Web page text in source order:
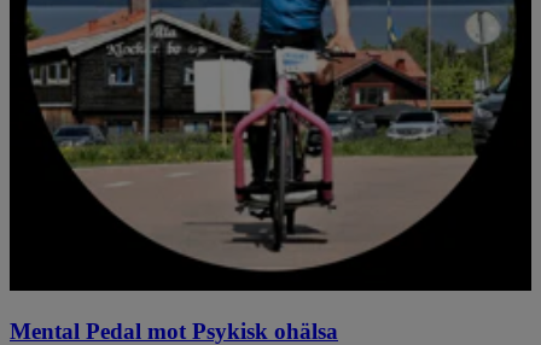
Mental Pedal mot Psykisk ohälsa